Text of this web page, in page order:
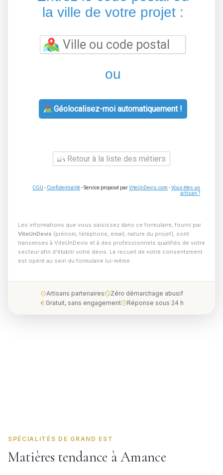
la ville de votre projet :
ou
Géolocalisez-moi automatiquement !
Retour à la liste des métiers
CGU - Confidentialité- Service proposé parViteUnDevis.com -Vous êtes un
artisan ?
Les informations que vous saisissez dans ce formulaire, fourni par
ViteUnDevis (prénom, téléphone, email, nature du projet), sont
transmises à ViteUnDevis et à des professionnels qualifiés de votre
secteur afin d'établir votre devis. Le recueil de votre consentement
est opéré au sein du formulaire lui-même.
Artisans partenaires
Zéro démarchage abusif
Gratuit, sans engagement
Réponse sous 24 h
SPÉCIALITÉS DE GRAND EST
Matières tendance à Amance